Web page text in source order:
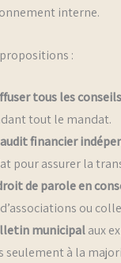
interne.
:
tous les
tout le mandat.
financier
pour assurer la
de parole en
ou
municipalaux
seulement à la